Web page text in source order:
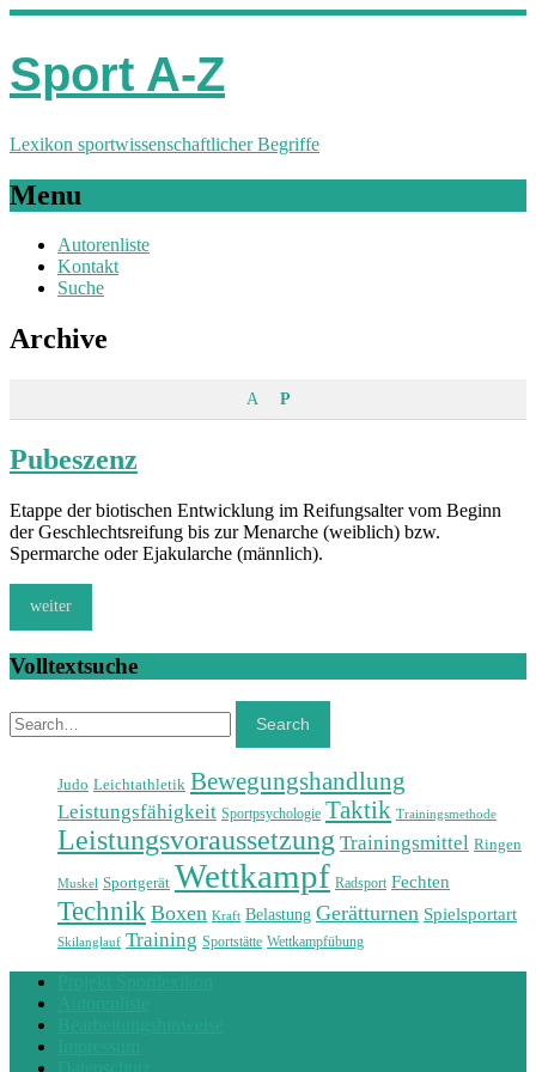
Sport A-Z
Lexikon sportwissenschaftlicher Begriffe
Menu
Autorenliste
Kontakt
Suche
Archive
A P
Pubeszenz
Etappe der biotischen Entwicklung im Reifungsalter vom Beginn
der Geschlechtsreifung bis zur Menarche (weiblich) bzw.
Spermarche oder Ejakularche (männlich).
weiter
Volltextsuche
Search
Search
Judo Leichtathletik Bewegungshandlung
Leistungsfähigkeit Sportpsychologie Taktik Trainingsmethode
Leistungsvoraussetzung Trainingsmittel Ringen
Muskel Sportgerät Wettkampf Radsport Fechten
Technik Boxen Kraft Belastung Gerätturnen Spielsportart
Skilanglauf Training Sportstätte Wettkampfübung